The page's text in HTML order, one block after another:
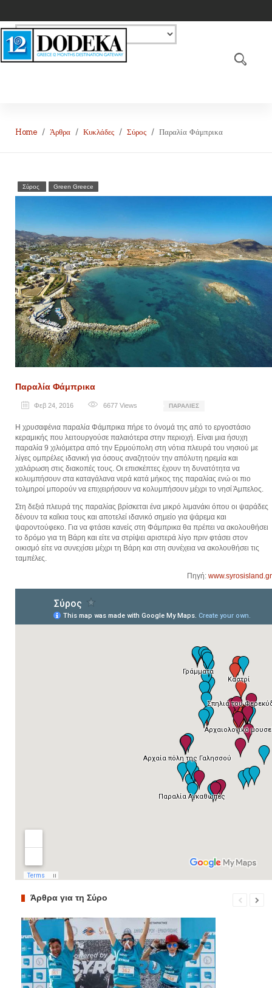
Home Άρθρα Κυκλάδες Σύρος Παραλία Φάμπρικα
Σύρος Green Greece
Παραλία Φάμπρικα
Φεβ 24, 2016 6677 Views ΠΑΡΑΛΊΕΣ
Η χρυσαφένια παραλία Φάμπρικα πήρε το όνομά της από το εργοστάσιο
κεραμικής που λειτουργούσε παλαιότερα στην περιοχή. Είναι μια ήσυχη
παραλία 9 χιλιόμετρα από την Ερμούπολη στη νότια πλευρά του νησιού με
λίγες ομπρέλες ιδανική για όσους αναζητούν την απόλυτη ηρεμία και
χαλάρωση στις διακοπές τους. Οι επισκέπτες έχουν τη δυνατότητα να
κολυμπήσουν στα καταγάλανα νερά κατά μήκος της παραλίας ενώ οι πιο
τολμηροί μπορούν να επιχειρήσουν να κολυμπήσουν μέχρι το νησί Άμπελος.
Στη δεξιά πλευρά της παραλίας βρίσκεται ένα μικρό λιμανάκι όπου οι ψαράδες
δένουν τα καΐκια τους και αποτελεί ιδανικό σημείο για ψάρεμα και
ψαροντούφεκο. Για να φτάσει κανείς στη Φάμπρικα θα πρέπει να ακολουθήσει
το δρόμο για τη Βάρη και είτε να στρίψει αριστερά λίγο πριν φτάσει στον
οικισμό είτε να συνεχίσει μέχρι τη Βάρη και στη συνέχεια να ακολουθήσει τις
ταμπέλες.
Πηγή: www.syrosisland.gr
Άρθρα για τη Σύρο